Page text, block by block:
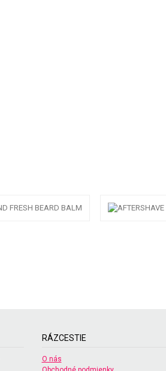
RÁZCESTIE
O nás